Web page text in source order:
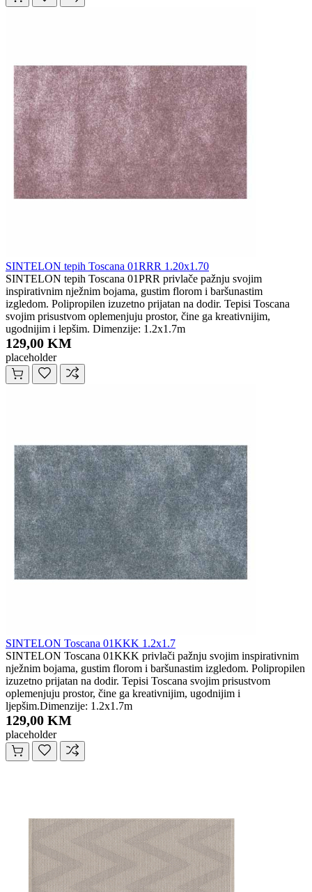
SINTELON tepih Toscana 01RRR 1.20x1.70
SINTELON tepih Toscana 01PRR privlače pažnju svojim
inspirativnim nježnim bojama, gustim florom i baršunastim
izgledom. Polipropilen izuzetno prijatan na dodir. Tepisi Toscana
svojim prisustvom oplemenjuju prostor, čine ga kreativnijim,
ugodnijim i lepšim. Dimenzije: 1.2x1.7m
129,00 KM
placeholder
SINTELON Toscana 01KKK 1.2x1.7
SINTELON Toscana 01KKK privlači pažnju svojim inspirativnim
nježnim bojama, gustim florom i baršunastim izgledom. Polipropilen
izuzetno prijatan na dodir. Tepisi Toscana svojim prisustvom
oplemenjuju prostor, čine ga kreativnijim, ugodnijim i
ljepšim.Dimenzije: 1.2x1.7m
129,00 KM
placeholder